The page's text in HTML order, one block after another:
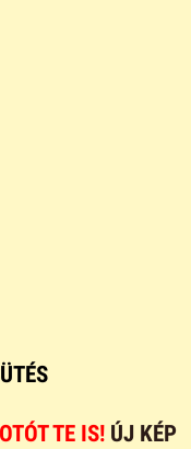
TE IS! ÚJ KÉP